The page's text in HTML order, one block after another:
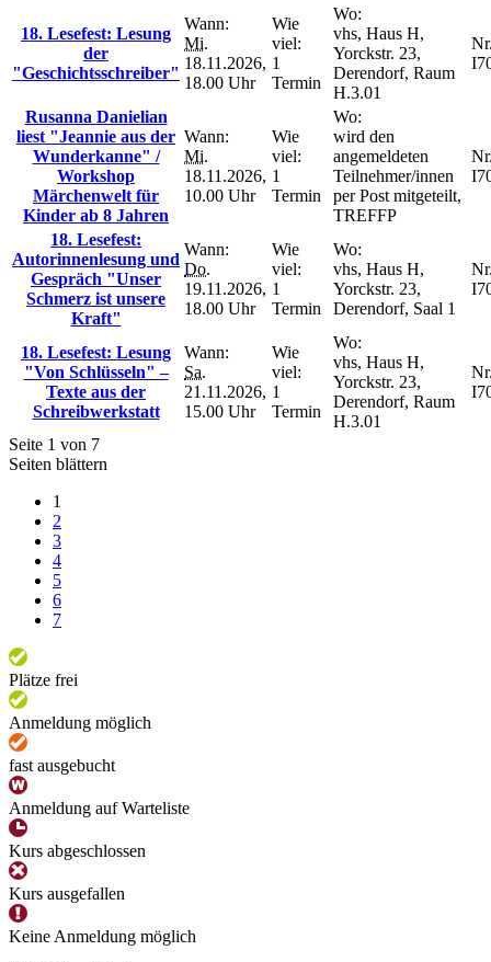
18. Lesefest: Lesung
der
"Geschichtsschreiber"
Wann:
Mi.
18.11.2026,
18.00 Uhr
Wie
viel:
1
Termin
Wo:
vhs, Haus H,
Yorckstr. 23,
Derendorf, Raum
H.3.01
Rusanna Danielian
liest "Jeannie aus der
Wunderkanne" /
Workshop
Märchenwelt für
Kinder ab 8 Jahren
Wann:
Mi.
18.11.2026,
10.00 Uhr
Wie
viel:
1
Termin
Wo:
wird den
angemeldeten
Teilnehmer/innen
per Post mitgeteilt,
TREFFP
18. Lesefest:
Autorinnenlesung und
Gespräch "Unser
Schmerz ist unsere
Kraft"
Wann:
Do.
19.11.2026,
18.00 Uhr
Wie
viel:
1
Termin
Wo:
vhs, Haus H,
Yorckstr. 23,
Derendorf, Saal 1
18. Lesefest: Lesung
"Von Schlüsseln" –
Texte aus der
Schreibwerkstatt
Wann:
Sa.
21.11.2026,
15.00 Uhr
Wie
viel:
1
Termin
Wo:
vhs, Haus H,
Yorckstr. 23,
Derendorf, Raum
H.3.01
Seite 1 von 7
Seiten blättern
1
2
3
4
5
6
7
Plätze frei
Anmeldung möglich
fast ausgebucht
Anmeldung auf Warteliste
Kurs abgeschlossen
Kurs ausgefallen
Keine Anmeldung möglich